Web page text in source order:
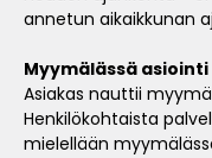
annetun aikaikkunan
Myymälässä asiointi
Asiakas nauttii
Henkilökohtaista
mielellään